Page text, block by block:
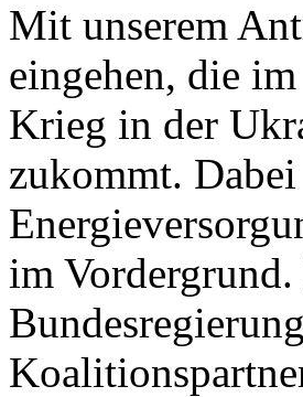
Mit unserem
eingehen, die
Krieg in der
zukommt.
im